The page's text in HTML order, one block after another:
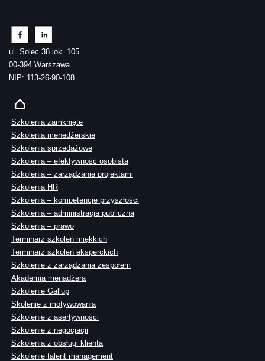
ul. Solec 38 lok. 105
00-394 Warszawa
NIP: 113-26-90-108
Szkolenia zamknięte
Szkolenia menedżerskie
Szkolenia sprzedażowe
Szkolenia – efektywność osobista
Szkolenia – zarządzanie projektami
Szkolenia HR
Szkolenia – kompetencje przyszłości
Szkolenia – administracja publiczna
Szkolenia – prawo
Terminarz szkoleń miękkich
Terminarz szkoleń eksperckich
Szkolenie z zarządzania zespołem
Akademia menadżera
Szkolenie Gallup
Skolenie z motywowania
Szkolenie z asertywności
Szkolenie z negocjacji
Szkolenia z obsługi klienta
Szkolenie talent management